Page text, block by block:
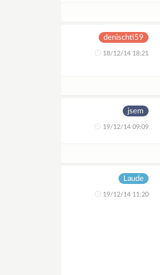
denischti59
18/12/14 18:21
jsem
19/12/14 09:09
Laude
19/12/14 11:20